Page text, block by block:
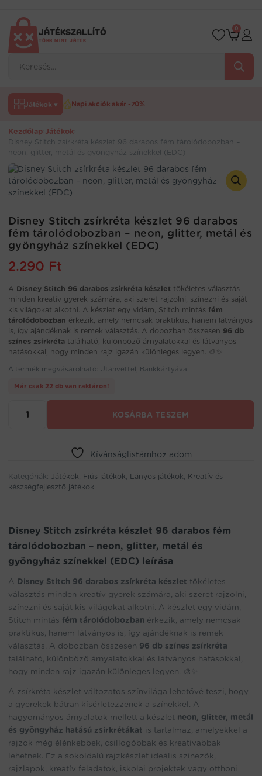
tartalomraJÁTÉKSZALLÍTÓ
TÖBB MINT JÁTÉK
search
0
Játékok ▾ Napi akciók akár -70%
Kezdőlap Játékok
Disney Stitch zsírkréta készlet 96 darabos fém tárolódobozban –
neon, glitter, metál és gyöngyház színekkel (EDC)
Disney Stitch zsírkréta készlet 96 darabos
fém tárolódobozban – neon, glitter, metál és
gyöngyház színekkel (EDC)
2.290 Ft
A Disney Stitch 96 darabos zsírkréta készlet tökéletes választás
minden kreatív gyerek számára, aki szeret rajzolni, színezni és saját
kis világokat alkotni. A készlet egy vidám, Stitch mintás fém
tárolódobozban érkezik, amely nemcsak praktikus, hanem látványos
is, így ajándéknak is remek választás. A dobozban összesen 96 db
színes zsírkréta található, különböző árnyalatokkal és látványos
hatásokkal, hogy minden rajz igazán különleges legyen. 🎨✨
A termék megvásárolható: Utánvéttel, Bankkártyával
Már csak 22 db van raktáron!
Stitch
fém
tárolódobozban
metál
és
gyöngyház
(EDC)
mennyiség
KOSÁRBA TESZEM
Kívánságlistámhoz adom
Kategóriák: Játékok, Fiús játékok, Lányos játékok, Kreatív és
készségfejlesztő játékok
Disney Stitch zsírkréta készlet 96 darabos fém
tárolódobozban – neon, glitter, metál és
gyöngyház színekkel (EDC) leírása
A Disney Stitch 96 darabos zsírkréta készlet tökéletes
választás minden kreatív gyerek számára, aki szeret rajzolni,
színezni és saját kis világokat alkotni. A készlet egy vidám,
Stitch mintás fém tárolódobozban érkezik, amely nemcsak
praktikus, hanem látványos is, így ajándéknak is remek
választás. A dobozban összesen 96 db színes zsírkréta
található, különböző árnyalatokkal és látványos hatásokkal,
hogy minden rajz igazán különleges legyen. 🎨✨
A zsírkréta készlet változatos színvilága lehetővé teszi, hogy
a gyerekek bátran kísérletezzenek a színekkel. A
hagyományos árnyalatok mellett a készlet neon, glitter, metál
és gyöngyház hatású zsírkrétákat is tartalmaz, amelyekkel a
rajzok még élénkebbek, csillogóbbak és kreatívabbak
lehetnek. Ez a sokoldalú rajzkészlet ideális színezők,
rajzlapok, kreatív feladatok, iskolai projektek vagy otthoni